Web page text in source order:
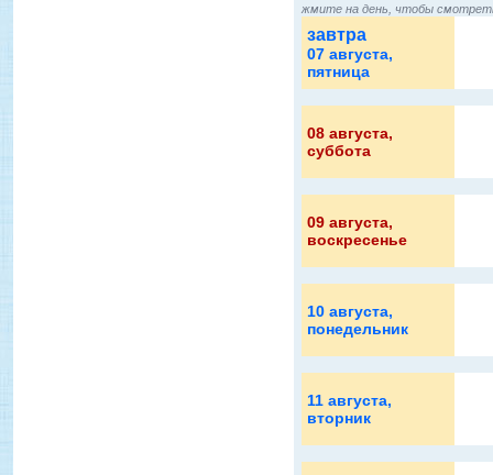
жмите на день, чтобы
завтра
07 августа,
пятница
08 августа,
суббота
09 августа,
воскресенье
10 августа,
понедельник
11 августа,
вторник